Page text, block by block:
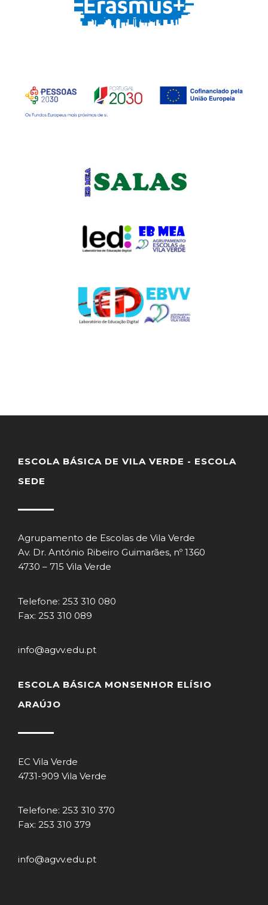
ESCOLA BÁSICA DE VILA VERDE - ESCOLA
SEDE
Agrupamento de Escolas de Vila Verde
Av. Dr. António Ribeiro Guimarães, nº 1360
4730 – 715 Vila Verde
Telefone: 253 310 080
Fax: 253 310 089
info@agvv.edu.pt
ESCOLA BÁSICA MONSENHOR ELÍSIO
ARAÚJO
EC Vila Verde
4731-909 Vila Verde
Telefone: 253 310 370
Fax: 253 310 379
info@agvv.edu.pt